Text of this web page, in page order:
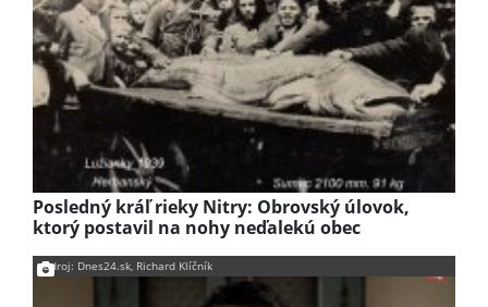
Posledný kráľ rieky Nitry: Obrovský úlovok,
ktorý postavil na nohy neďalekú obec
Zdroj: Dnes24.sk, Richard Klíčník